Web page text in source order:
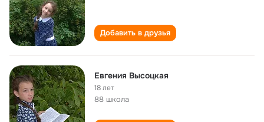
Добавить в друзья
Евгения Высоцкая
18 лет
88 школа